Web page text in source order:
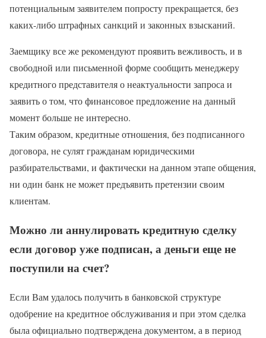
потенциальным заявителем попросту прекращается, без
каких-либо штрафных санкций и законных взысканий.
Заемщику все же рекомендуют проявить вежливость, и в
свободной или письменной форме сообщить менеджеру
кредитного представителя о неактуальности запроса и
заявить о том, что финансовое предложение на данный
момент больше не интересно.
Таким образом, кредитные отношения, без подписанного
договора, не сулят гражданам юридическими
разбирательствами, и фактически на данном этапе общения,
ни один банк не может предъявить претензии своим
клиентам.
Можно ли аннулировать кредитную сделку
если договор уже подписан, а деньги еще не
поступили на счет?
Если Вам удалось получить в банковской структуре
одобрение на кредитное обслуживания и при этом сделка
была официально подтверждена документом, а в период